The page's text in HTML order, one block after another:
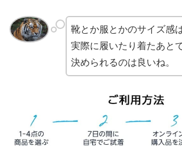
靴とか服とかのサイズ感
実際に履いたり着たあと
決められるのは良いね。